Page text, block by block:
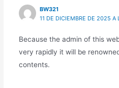
BW321
11 DE DICIEMBRE DE 2025 A
Because the admin of this
very rapidly it will be
contents.